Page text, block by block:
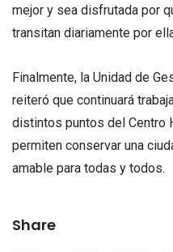
mejor y sea disfrutada por
transitan diariamente por
Finalmente, la Unidad de
reiteró que continuará
distintos puntos del Centro
permiten conservar una
amable para todas y todos.
Share